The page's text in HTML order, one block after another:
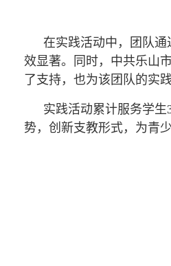
在实践活动中，团队
效显著。同时，中共乐山
了支持，也为该团队的实
实践活动累计服务学
势，创新支教形式，为青